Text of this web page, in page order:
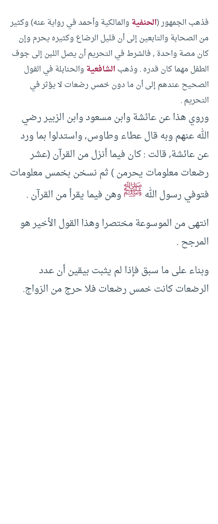
فذهب الجمهور (الحنفية والمالكية وأحمد في رواية عنه) وكثير
من الصحابة والتابعين إلى أن قليل الرضاع وكثيره يحرم وإن
كان مصة واحدة , فالشرط في التحريم أن يصل اللبن إلى جوف
الطفل مهما كان قدره . وذهب الشافعية والحنابلة في القول
الصحيح عندهم إلى أن ما دون خمس رضعات لا يؤثر في
التحريم .
وروي هذا عن عائشة وابن مسعود وابن الزبير رضي
الله عنهم وبه قال عطاء وطاوس, واستدلوا بما ورد
عن عائشة, قالت : كان فيما أنزل من القرآن (عشر
رضعات معلومات يحرمن ) ثم نسخن بخمس معلومات
فتوفي رسول اللهﷺوهن فيما يقرأ من القرآن .
انتهى من الموسوعة مختصرا وهذا القول الأخير هو
المرجح .
وبناء على ما سبق فإذا لم يثبت بيقين أن عدد
الرضعات كانت خمس رضعات فلا حرج من الزواج.